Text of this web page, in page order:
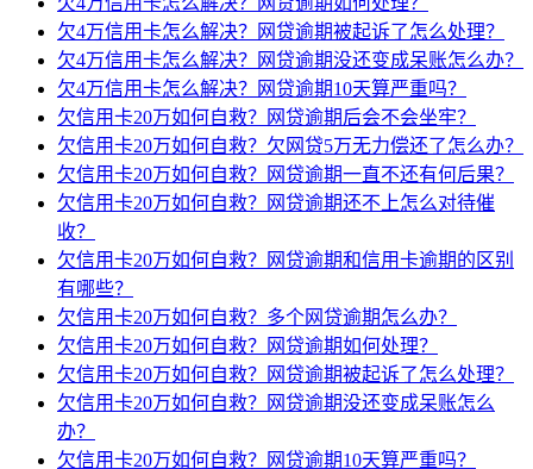
欠4万信用卡怎么解决？网贷逾期被起诉了怎么处理？
欠4万信用卡怎么解决？网贷逾期没还变成呆账怎么办？
欠4万信用卡怎么解决？网贷逾期10天算严重吗？
欠信用卡20万如何自救？网贷逾期后会不会坐牢？
欠信用卡20万如何自救？欠网贷5万无力偿还了怎么办？
欠信用卡20万如何自救？网贷逾期一直不还有何后果？
欠信用卡20万如何自救？网贷逾期还不上怎么对待催
收？
欠信用卡20万如何自救？网贷逾期和信用卡逾期的区别
有哪些？
欠信用卡20万如何自救？多个网贷逾期怎么办？
欠信用卡20万如何自救？网贷逾期如何处理？
欠信用卡20万如何自救？网贷逾期被起诉了怎么处理？
欠信用卡20万如何自救？网贷逾期没还变成呆账怎么
办？
欠信用卡20万如何自救？网贷逾期10天算严重吗？